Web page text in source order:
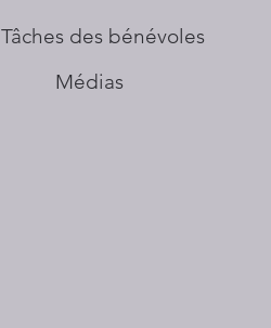
Tâches des bénévoles
Médias